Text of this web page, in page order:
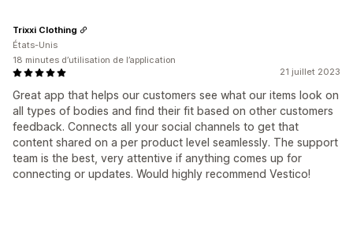
21 juillet 2023
Great app that helps our customers see what our items look on
all types of bodies and find their fit based on other customers
feedback. Connects all your social channels to get that
content shared on a per product level seamlessly. The support
team is the best, very attentive if anything comes up for
connecting or updates. Would highly recommend Vestico!
Trixxi Clothing
États-Unis
18 minutes d’utilisation de l’application